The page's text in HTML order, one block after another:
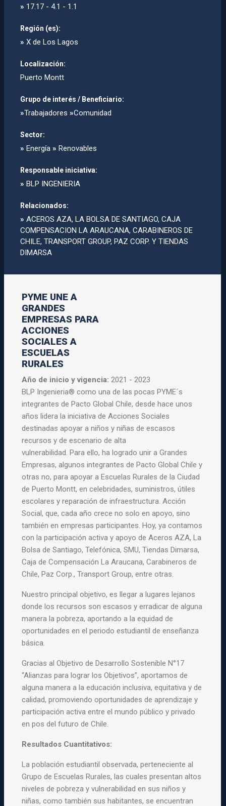
» 17.17 - 4.1 - 1.1
Región (es):
» X de Los Lagos
Localización:
Puerto Montt
Grupo de interés / Beneficiario:
»Trabajadores »Comunidad
Sector:
» Energía » Renovables
Responsable iniciativa:
» BLP INGENIERIA
Relacionados:
» ACEROS AZA, LA BOLSA DE SANTIAGO, CAJA
COMPENSACION LA ARAUCANA, CARABINEROS DE
CHILE, TRANSPORT GROUP, PAZ CORP. Y TIENDAS
DIMARSA
PYME UNE A
GRANDES
EMPRESAS PARA
ACCIONES
SOCIALES A
ESCUELAS
RURALES
Año de inicio y vigencia:2021 - 2023
BLP Ingenieria® como una de las pocasPYME´s
integrantes de Pacto Global Chile, desde hace unos
años lidera la iniciativa deAccionesSociales
destinadas apoyar a niños y niñas de escasos
recursos y de escenario de alta
vulnerabilidad.Para ello, ha logrado unir aGrandes
Empresas, algunos integrantes de Pacto Global Chile y
otras no,paraapoyar aEscuelas Rurales de la Ciudad
de Puerto Montt, en celebridades, suministros, útiles
escolares y reparación de infraestructura. Acción
Social, que, cada año crece no solo en apoyo, sino
también enempresas participantes. Hoy, ya contamos
con la participación activa y apoyo de Aceros AZA, La
Bolsa de Santiago, Telefónica, SMU, Tiendas Dimarsa,
Caja de Compensación La Araucana, Carabineros de
Chile, Paz Corp., Transport Group, entre otras.
Nuestro principal objetivo, es llegar a lugares lejanos
donde los recursos son escasos y erradicar de alguna
manera la pobreza, aportando a la equidad de
oportunidades en el periodo estudiantil de enseñanza
básica.
Gracias al Objetivo de Desarrollo Sostenible N°17
“Alianzasparalograr los Objetivos”, aportamos de
alguna manera a la educación inclusiva, equitativa y de
calidad, promoviendo oportunidades de aprendizaje y
participación activa entre el mundo público y privado
en pos del futuro de Chile.
Resultados Cuantitativos:
La población estudiantil observada, perteneciente al
Grupo deEscuelasRurales, las cuales presentan altos
niveles de pobreza y vulnerabilidad en sus niños y
niñas, como también sus habitantes, se encuentran